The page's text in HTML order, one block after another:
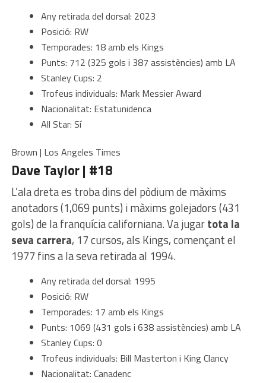
Any retirada del dorsal: 2023
Posició: RW
Temporades: 18 amb els Kings
Punts: 712 (325 gols i 387 assistències) amb LA
Stanley Cups: 2
Trofeus individuals: Mark Messier Award
Nacionalitat: Estatunidenca
All Star: Sí
Brown | Los Angeles Times
Dave Taylor | #18
L’ala dreta es troba dins del pòdium de màxims
anotadors (1,069 punts) i màxims golejadors (431
gols) de la franquícia californiana. Va jugartota la
seva carrera, 17 cursos, als Kings, començant el
1977 fins a la seva retirada al 1994.
Any retirada del dorsal: 1995
Posició: RW
Temporades: 17 amb els Kings
Punts: 1069 (431 gols i 638 assistències) amb LA
Stanley Cups: 0
Trofeus individuals: Bill Masterton i King Clancy
Nacionalitat: Canadenc